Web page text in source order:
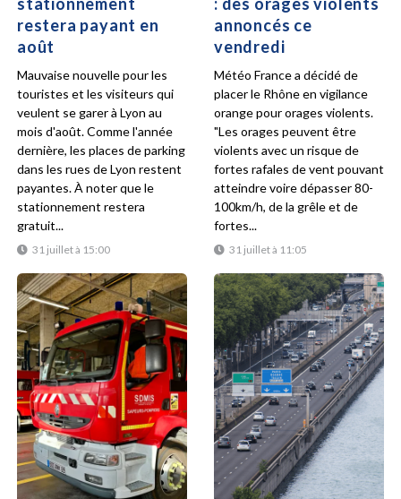
restera payant en
août
31 juillet à 15:00
Mauvaise nouvelle pour les
touristes et les visiteurs qui
veulent se garer à Lyon au
mois d'août. Comme l'année
dernière, les places de parking
dans les rues de Lyon restent
payantes. À noter que le
stationnement restera
gratuit...
annoncés ce
vendredi
31 juillet à 11:05
Météo France a décidé de
placer le Rhône en vigilance
orange pour orages violents.
"Les orages peuvent être
violents avec un risque de
fortes rafales de vent pouvant
atteindre voire dépasser 80-
100km/h, de la grêle et de
fortes...